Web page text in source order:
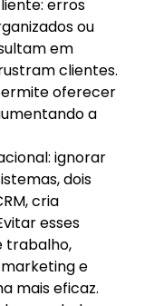
erros
ou
em
clientes.
oferecer
a
ignorar
dois
cria
esses
trabalho,
e
mais eficaz.